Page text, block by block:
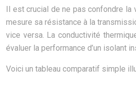
Il est crucial de ne pas confondre la
mesure sa résistance à la
vice versa. La conductivité
évaluer la performance d’un isolant
Voici un tableau comparatif simple